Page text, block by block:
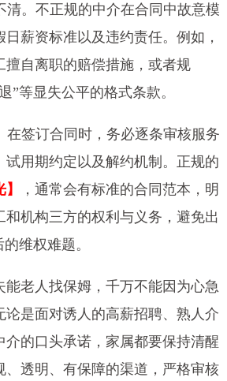
清。不正规的中介在合同中故意模
薪资标准以及违约责任。例如，
擅自离职的赔偿措施，或者规
”等显失公平的格式条款。
在签订合同时，务必逐条审核服务
试用期约定以及解约机制。正规的
，通常会有标准的合同范本，明
和机构三方的权利与义务，避免出
维权难题。
能老人找保姆，千万不能因为心急
论是面对诱人的高薪招聘、熟人介
介的口头承诺，家属都要保持清醒
、透明、有保障的渠道，严格审核